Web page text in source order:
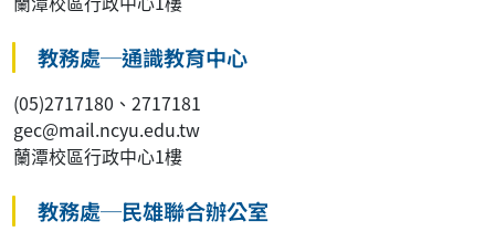
教務處─通識教育中心
(05)2717180、2717181
gec@mail.ncyu.edu.tw
蘭潭校區行政中心1樓
教務處─民雄聯合辦公室